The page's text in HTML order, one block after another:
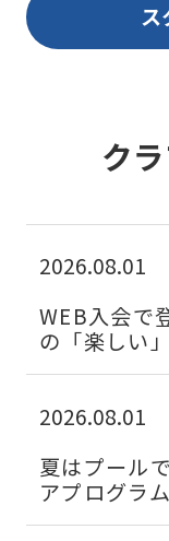
ス
ク
2026.08.01
WEB入会で
の「楽しい
2026.08.01
夏はプール
アプログラ